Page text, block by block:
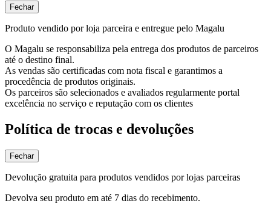
Fechar
Produto vendido por loja parceira e entregue pelo Magalu
O Magalu se responsabiliza pela entrega dos produtos de parceiros
até o destino final.
As vendas são certificadas com nota fiscal e garantimos a
procedência de produtos originais.
Os parceiros são selecionados e avaliados regularmente portal
excelência no serviço e reputação com os clientes
Política de trocas e devoluções
Fechar
Devolução gratuita para produtos vendidos por lojas parceiras
Devolva seu produto em até 7 dias do recebimento.